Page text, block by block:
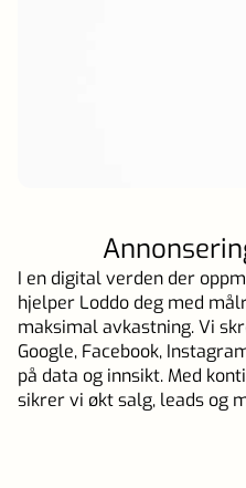
I en digital verden der
hjelper Loddo deg med
maksimal avkastning. Vi
Google, Facebook,
på data og innsikt. Med
sikrer vi økt salg, leads og